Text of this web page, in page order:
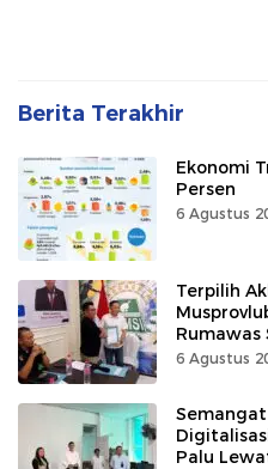
Berita Terakhir
Ekonomi
Persen
6 Agustus
Terpilih
Rumawas
6 Agustus
Semangat
Palu